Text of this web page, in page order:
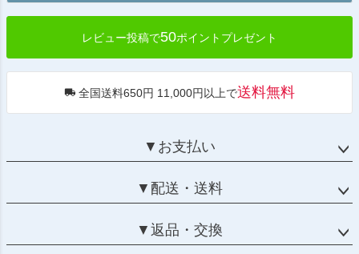
レビュー投稿で50ポイントプレゼント
全国送料650円 11,000円以上で送料無料
▼お支払い
▼配送・送料
▼返品・交換